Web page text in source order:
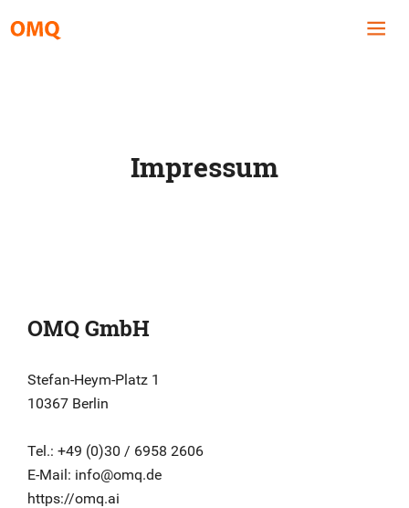
Impressum
OMQ GmbH
Stefan-Heym-Platz 1
10367 Berlin
Tel.: +49 (0)30 / 6958 2606
E-Mail: info@omq.de
https://omq.ai